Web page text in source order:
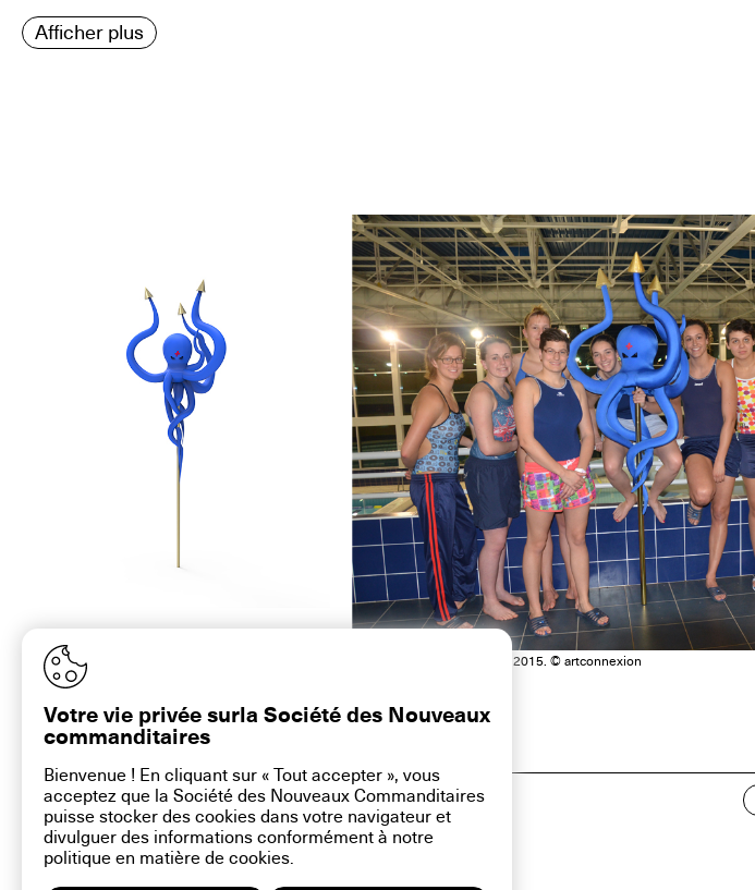
Afficher plus
Florence Doléac, Neptuna, 2015. © Florence
Doléac
Florence Doléac, Neptuna, 2015. © artconnexion
contact@la-snc.org
Votre vie privée surla Société des Nouveaux
commanditaires
Bienvenue ! En cliquant sur « Tout accepter », vous
acceptez que la Société des Nouveaux Commanditaires
puisse stocker des cookies dans votre navigateur et
divulguer des informations conformément à notre
politique en matière de cookies.